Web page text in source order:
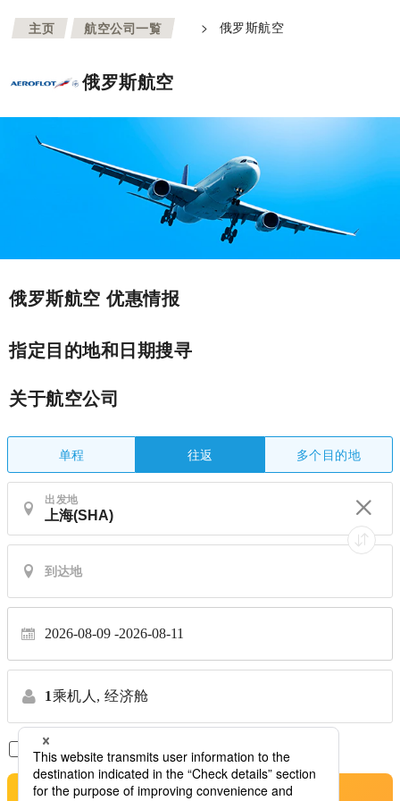
主页 >
航空公司一覧 > 俄罗斯航空
俄罗斯航空
俄罗斯航空 优惠情报
指定目的地和日期搜寻
关于航空公司
单程 往返 多个目的地
出发地
2026-08-09 2026-08-11
1乘机人, 经济舱
仅显示直达航班
搜索